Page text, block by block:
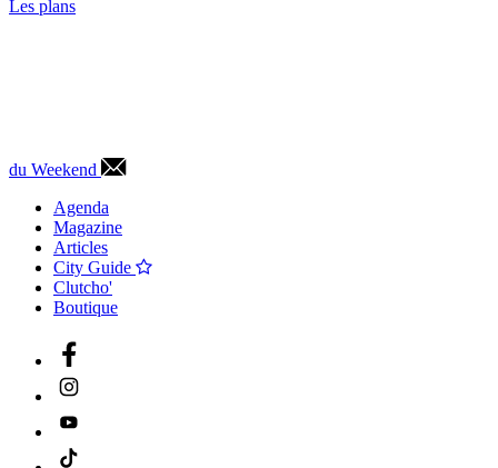
Les plans
du Weekend
Agenda
Magazine
Articles
City Guide
Clutcho'
Boutique